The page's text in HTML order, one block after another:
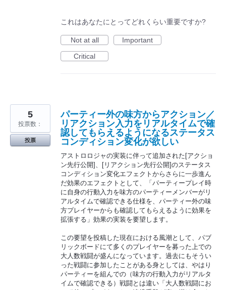
これはあなたにとってどれくらい重要ですか?
Not at all
Important
Critical
パーティー外の味方からアクション／
リアクション入力をリアルタイムで確
認してもらえるようになるステータス
コンディション変化が欲しい
アストロロジャの実装に伴って追加された[アクショ
ン先行公開]、[リアクション先行公開]のステータス
コンディション変化エフェクトからさらに一歩進ん
だ効果のエフェクトとして、「パーティープレイ時
に自身の行動入力を味方のパーティーメンバーがリ
アルタイムで確認できる仕様を、パーティー外の味
方プレイヤーからも確認してもらえるように効果を
拡張する」効果の実装を要望します。
この要望を投稿した現在における風潮として、パブ
リックボードにて多くのプレイヤーを募った上での
大人数戦闘が盛んになっています。過去にもそうい
った戦闘に参加したことがある身としては、やはり
パーティーを組んでの（味方の行動入力がリアルタ
イムで確認できる）戦闘とは違い「大人数戦闘にお
5
投票数：
投票